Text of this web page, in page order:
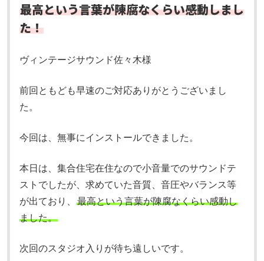
最高という言葉が陳腐なくらい感動しまし
た！
ヴィンテージサウンド佐々木様
前回ともども早速のご対応ありがとうございまし
た。
今回は、無事にインストールできました。
本日は、集合住宅在住なので小音量でのサウンドテ
ストでしたが、求めていた音質、音圧やバランス等
が出ており、 最高という言葉が陳腐なくらい感動し
ました。
次回のスタジオ入りが待ち遠しいです。